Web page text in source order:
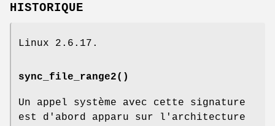
HISTORIQUE
Linux 2.6.17.
sync_file_range2()
Un appel système avec cette signature
est d'abord apparu sur l'architecture